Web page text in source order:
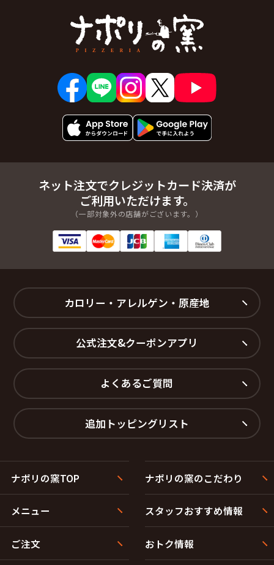
ネット注文でクレジットカード決済が
ご利用いただけます。
（一部対象外の店舗がございます。）
カロリー・アレルゲン・原産地
公式注文&クーポンアプリ
よくあるご質問
追加トッピングリスト
ナポリの窯TOP ナポリの窯のこだわり
メニュー スタッフおすすめ情報
ご注文 おトク情報